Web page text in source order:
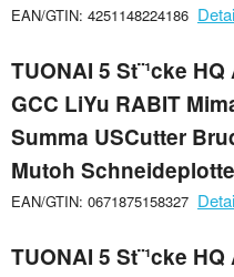
EAN/GTIN: 4251148224186
TUONAI 5 St¨¹cke
GCC LiYu RABIT
Summa USCutter
Mutoh
EAN/GTIN: 0671875158327
TUONAI 5 St¨¹cke